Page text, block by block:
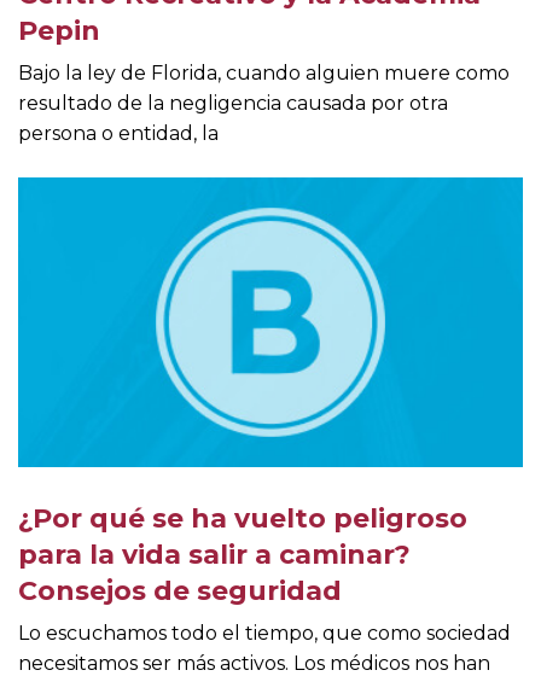
Pepin
Bajo la ley de Florida, cuando alguien muere como
resultado de la negligencia causada por otra
persona o entidad, la
¿Por qué se ha vuelto peligroso
para la vida salir a caminar?
Consejos de seguridad
Lo escuchamos todo el tiempo, que como sociedad
necesitamos ser más activos. Los médicos nos han